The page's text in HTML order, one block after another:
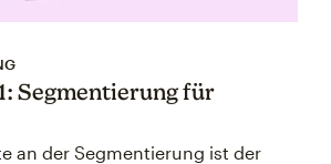
Segmentierung für
an der Segmentierung ist der